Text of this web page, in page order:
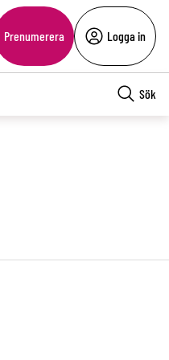
Prenumerera Logga in
Sök